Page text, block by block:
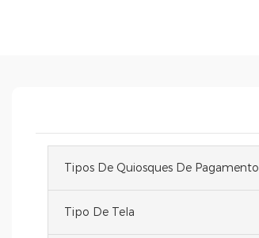
Tipos De Quiosques De Pagamento
Tipo De Tela